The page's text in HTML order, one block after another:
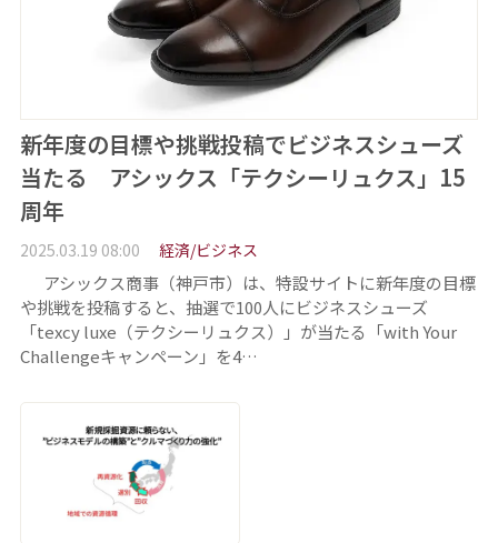
新年度の目標や挑戦投稿でビジネスシューズ
当たる アシックス「テクシーリュクス」15
周年
2025.03.19 08:00 経済/ビジネス
アシックス商事（神戸市）は、特設サイトに新年度の目標
や挑戦を投稿すると、抽選で100人にビジネスシューズ
「texcy luxe（テクシーリュクス）」が当たる「with Your
Challengeキャンペーン」を4…